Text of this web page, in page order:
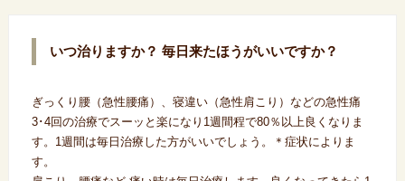
いつ治りますか？ 毎日来たほうがいいですか？
ぎっくり腰（急性腰痛）、寝違い（急性肩こり）などの急性痛
3･4回の治療でスーッと楽になり1週間程で80％以上良くなりま
す。1週間は毎日治療した方がいいでしょう。＊症状によりま
す。